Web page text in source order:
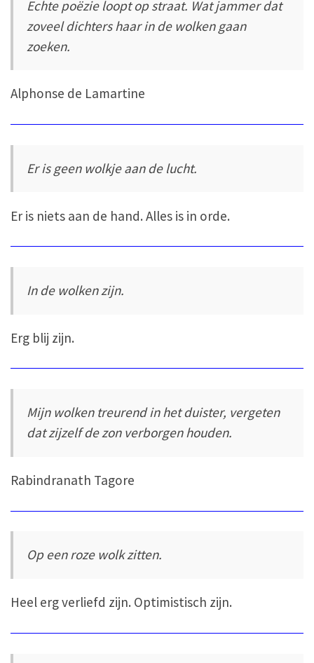
Echte poëzie loopt op straat. Wat jammer dat
zoveel dichters haar in de wolken gaan
zoeken.
Alphonse de Lamartine
Er is geen wolkje aan de lucht.
Er is niets aan de hand. Alles is in orde.
In de wolken zijn.
Erg blij zijn.
Mijn wolken treurend in het duister, vergeten
dat zijzelf de zon verborgen houden.
Rabindranath Tagore
Op een roze wolk zitten.
Heel erg verliefd zijn. Optimistisch zijn.